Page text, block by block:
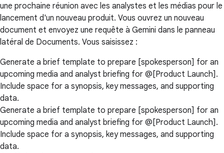
une prochaine réunion avec les analystes et les médias pour le
lancement d'un nouveau produit. Vous ouvrez un nouveau
document et envoyez une requête à Gemini dans le panneau
latéral de Documents. Vous saisissez :
Generate a brief template to prepare [spokesperson] for an
upcoming media and analyst briefing for @[Product Launch].
Include space for a synopsis, key messages, and supporting
data.
Generate a brief template to prepare [spokesperson] for an
upcoming media and analyst briefing for @[Product Launch].
Include space for a synopsis, key messages, and supporting
data.